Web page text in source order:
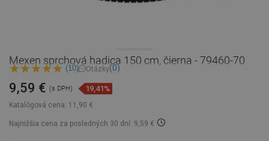
Mexen sprchová hadica 150 cm, čierna - 79460-70
(10) Otázky(0)
Katalógová cena: 11,90 €
9,59 € (s DPH) 19,41%
Najnižšia cena za posledných 30 dní: 9,59 €